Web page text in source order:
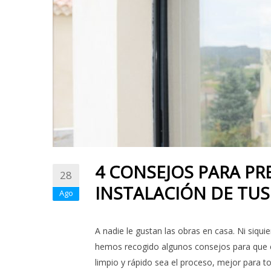
28
Ago
4 CONSEJOS PARA
INSTALACIÓN DE
A nadie le gustan las obras en casa. Ni
hemos recogido algunos consejos para
limpio y rápido sea el proceso, mejor para